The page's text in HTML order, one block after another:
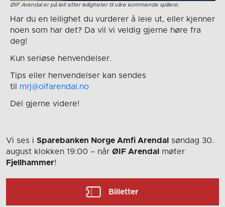
ØIF Arendal er på leit etter leiligheter til våre kommende spillere.
Har du en leilighet du vurderer å leie ut, eller kjenner
noen som har det? Da vil vi veldig gjerne høre fra
deg!
Kun seriøse henvendelser.
Tips eller henvendelser kan sendes
til mrj@oifarendal.no
Del gjerne videre!
Vi ses i Sparebanken Norge Amfi Arendal
søndag 30.
august klokken 19:00 – når ØIF Arendal
møter
Fjellhammer!
Billetter